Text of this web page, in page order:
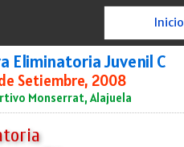
Inicio
Eliminatoria Juvenil C
Setiembre, 2008
Monserrat, Alajuela